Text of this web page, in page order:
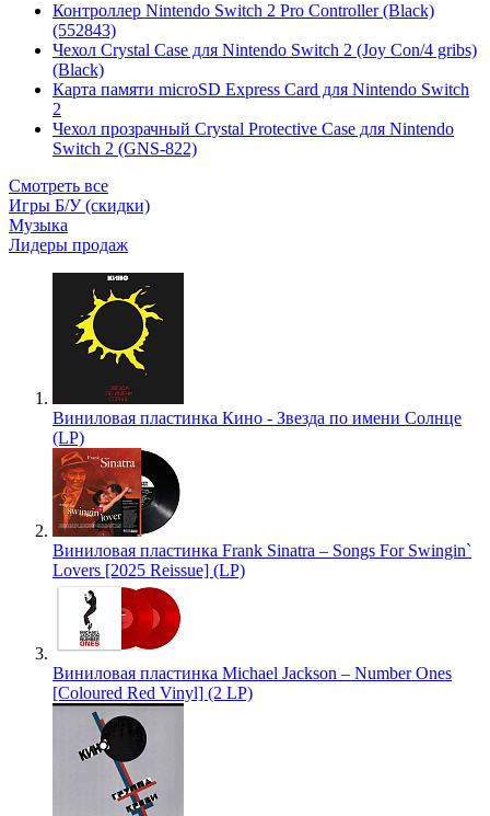
Контроллер Nintendo Switch 2 Pro Controller (Black)
(552843)
Чехол Сrystal Сase для Nintendo Switch 2 (Joy Con/4 gribs)
(Black)
Карта памяти microSD Express Card для Nintendo Switch
2
Чехол прозрачный Crystal Protective Case для Nintendo
Switch 2 (GNS-822)
Смотреть все
Игры Б/У (скидки)
Музыка
Лидеры продаж
Виниловая пластинка Кино - Звезда по имени Солнце
(LP)
Виниловая пластинка Frank Sinatra – Songs For Swingin`
Lovers [2025 Reissue] (LP)
Виниловая пластинка Michael Jackson – Number Ones
[Coloured Red Vinyl] (2 LP)